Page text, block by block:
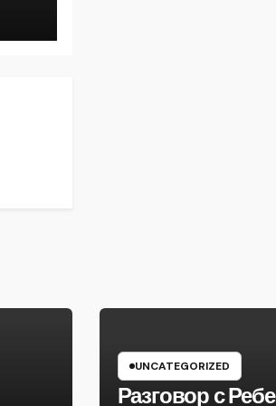
UNCATEGORIZED
Разговор с Ребе